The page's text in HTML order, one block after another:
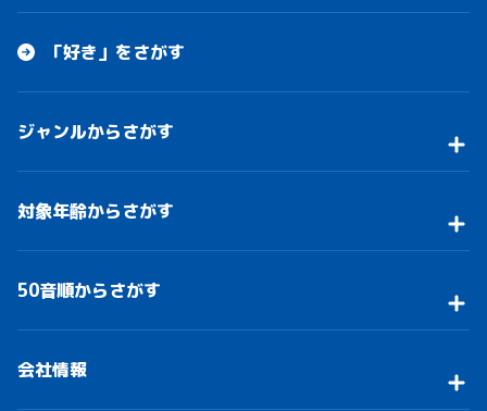
「好き」をさがす
ジャンルからさがす
対象年齢からさがす
50音順からさがす
会社情報